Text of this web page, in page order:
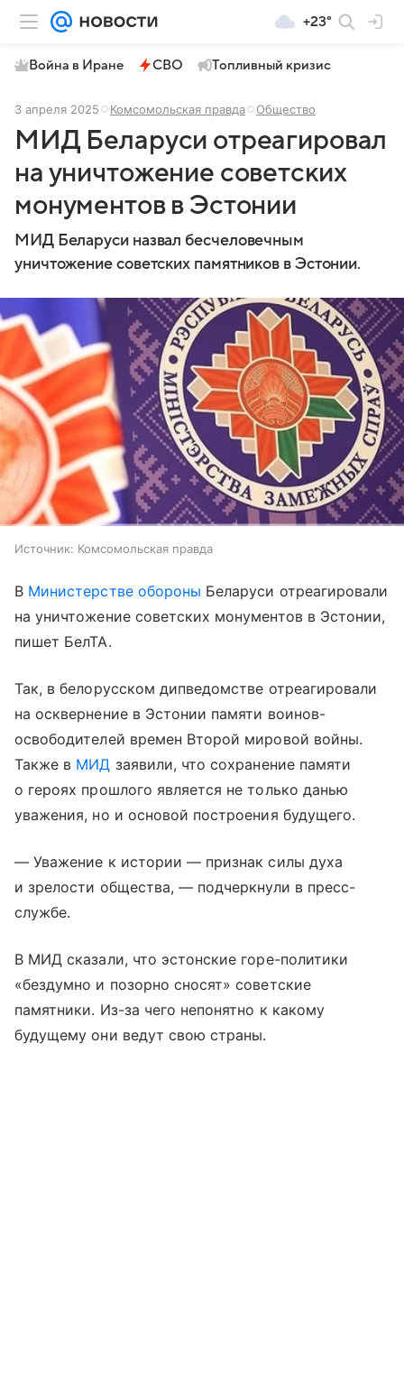
+23°
Война в Иране СВО Топливный кризис
3 апреля 2025 Комсомольская правда Общество
МИД Беларуси отреагировал
на уничтожение советских
монументов в Эстонии
МИД Беларуси назвал бесчеловечным
уничтожение советских памятников в Эстонии.
Источник: Комсомольская правда
В Министерстве обороны Беларуси отреагировали
на уничтожение советских монументов в Эстонии,
пишет БелТА.
Так, в белорусском дипведомстве отреагировали
на осквернение в Эстонии памяти воинов-
освободителей времен Второй мировой войны.
Также в МИД заявили, что сохранение памяти
о героях прошлого является не только данью
уважения, но и основой построения будущего.
— Уважение к истории — признак силы духа
и зрелости общества, — подчеркнули в пресс-
службе.
В МИД сказали, что эстонские горе-политики
«бездумно и позорно сносят» советские
памятники. Из-за чего непонятно к какому
будущему они ведут свою страны.